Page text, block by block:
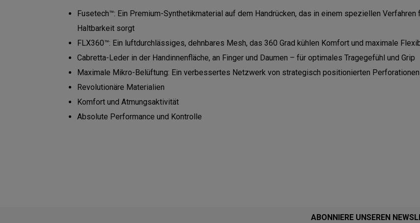
Fusetech™: Ein Premium-Synthetikmaterial auf dem Handrücken, das in einem speziellen
Haltbarkeit sorgt
FLX360™: Ein luftdurchlässiges, dehnbares Mesh, das 360 Grad kühlen Komfort und maximale
Cabretta-Leder in der Handinnenfläche, an Finger und Daumen – für optimales Tragegefühl und Grip
Maximale Mikro-Belüftung: Ein verbessertes Netzwerk von strategisch positionierten
Revolutionäre Materialien
Komfort und Atmungsaktivität
Absolute Performance und Kontrolle
ABONNIERE UNSEREN